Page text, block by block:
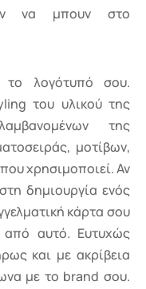
να μπουν στο
λογότυπό σου.
του υλικού της
της
μοτίβων,
χρησιμοποιεί. Αν
δημιουργία ενός
κάρτα σου
από αυτό. Ευτυχώς
και με ακρίβεια
με το brand σου.